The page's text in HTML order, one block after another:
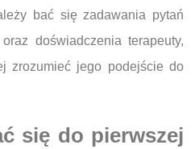
bać się zadawania pytań
doświadczenia terapeuty,
zrozumieć jego podejście do
się do pierwszej